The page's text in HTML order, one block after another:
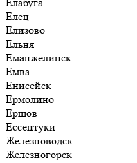
Елец
Елизово
Ельня
Еманжелинск
Емва
Енисейск
Ермолино
Ершов
Ессентуки
Железноводск
Железногорск